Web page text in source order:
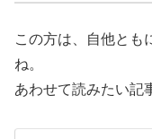
この方は、自他とも
ね。
あわせて読みたい記